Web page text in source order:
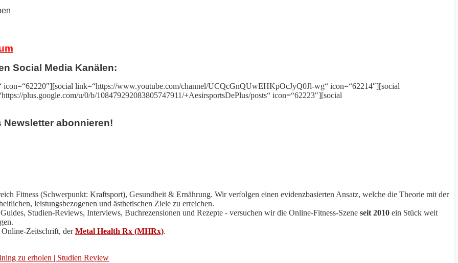
Social Media Kanälen:
icon=“62220″][social link=“https://www.youtube.com/channel/UCQcGnQUwEHKpOcJyQ0Jl-wg“ icon=“62214″][social
plus.google.com/u/0/b/108479292083805747911/+AesirsportsDePlus/posts“ icon=“62223″][social
Newsletter abonnieren!
Fitness (Schwerpunkt: Kraftsport), Gesundheit & Ernährung. Wir verfolgen einen evidenzbasierten Ansatz, welche die Theorie mit der
leistungsbezogenen und ästhetischen Ziele zu erreichen.
Studien-Reviews, Interviews, Buchrezensionen und Rezepte - versuchen wir die Online-Fitness-Szene seit 2010 ein Stück weit
Online-Zeitschrift, derMetal Health Rx (MHRx).
zu erholen | Studien Review